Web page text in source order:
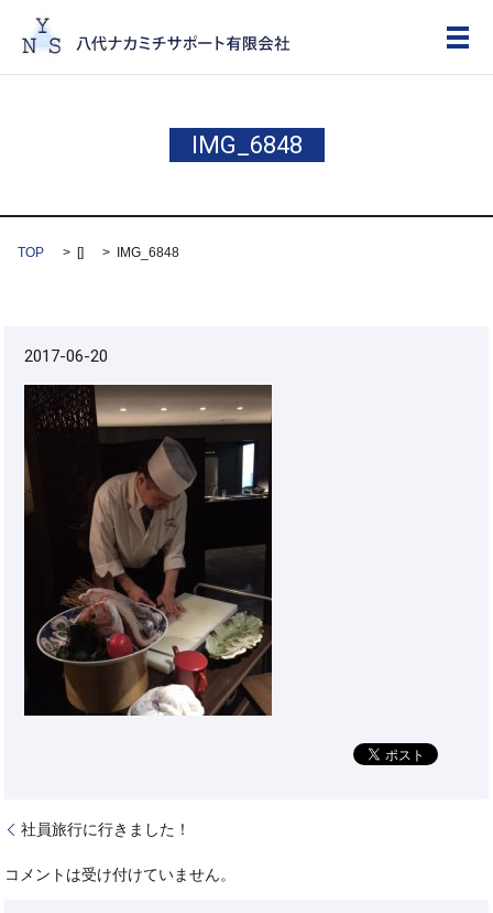
メ
IMG_6848
TOP [] IMG_6848
2017-06-20
社員旅行に行きました！
コメントは受け付けていません。